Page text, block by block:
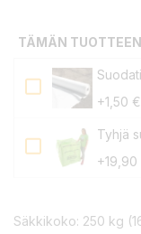
TÄMÄN
+1,50 €
Tyhjä
+19,90
Säkkikoko: 250 kg